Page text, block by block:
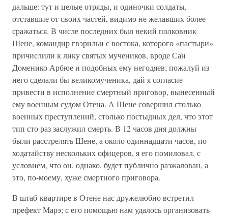
дальше: тут и целые отряды, и одиночки солдаты,
отставшие от своих частей, видимо не желавших более
сражаться. В числе последних был некий полковник
Шене, командир гвэрильи с востока, которого «пастыри»
причислили к лику святых мучеников, вроде Сан
Доменико Арбюе и подобных ему негодяев; пожалуй из
него сделали бы великомученика, дай я согласие
привести в исполнение смертный приговор, вынесенный
ему военным судом Отена. А Шене совершил столько
военных преступлений, столько постыдных дел, что этот
тип сто раз заслужил смерть. В 12 часов дня должны
были расстрелять Шене, а около одиннадцати часов, по
ходатайству нескольких офицеров, я его помиловал, с
условием, что он, однако, будет публично разжалован, а
это, по-моему, хуже смертного приговора.
В штаб-квартире в Отене нас дружелюбно встретил
префект Марэ; с его помощью нам удалось организовать